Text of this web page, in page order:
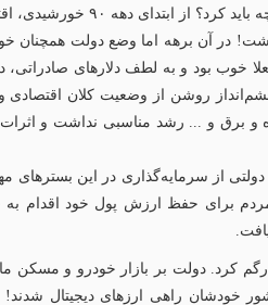
نرخ ارز به محدوده بالای ۱۰۰هزار تومان رسیده و امروز
در آن برهه اما وضع دولت همچنان
اما فعلا خوب بود و به لطف دلارهای
روشن از وضعیت کلان
و برق و ... رشد مناسبی نداشت و
از سرمایه‌گذاری در این بسترهای
و مردم برای حفظ ارزش پول خود اقدام
کرد. دولت بر بازار خودرو و مسکن
خودشان راهی ارزهای دیجیتال شدند!